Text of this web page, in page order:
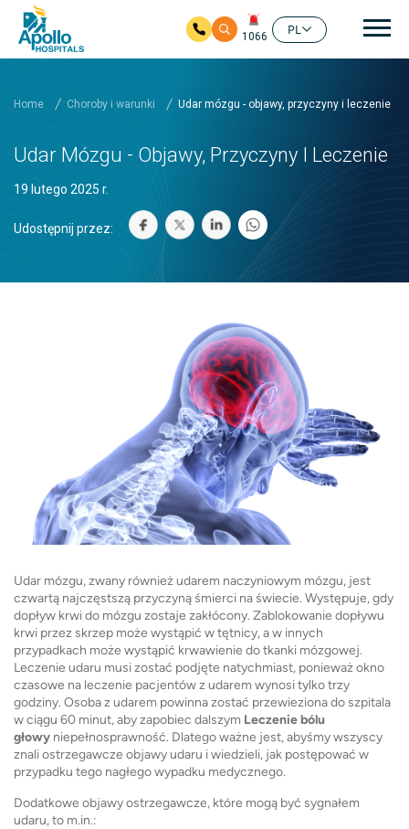
1066
PL
Home Choroby i warunki Udar mózgu - objawy, przyczyny i leczenie
Udar Mózgu - Objawy, Przyczyny I Leczenie
19 lutego 2025 r.
Udostępnij przez:
Udar mózgu, zwany również udarem naczyniowym mózgu, jest
czwartą najczęstszą przyczyną śmierci na świecie. Występuje, gdy
dopływ krwi do mózgu zostaje zakłócony. Zablokowanie dopływu
krwi przez skrzep może wystąpić w tętnicy, a w innych
przypadkach może wystąpić krwawienie do tkanki mózgowej.
Leczenie udaru musi zostać podjęte natychmiast, ponieważ okno
czasowe na leczenie pacjentów z udarem wynosi tylko trzy
godziny. Osoba z udarem powinna zostać przewieziona do szpitala
w ciągu 60 minut, aby zapobiec dalszym Leczenie bólu
głowy niepełnosprawność. Dlatego ważne jest, abyśmy wszyscy
znali ostrzegawcze objawy udaru i wiedzieli, jak postępować w
przypadku tego nagłego wypadku medycznego.
Dodatkowe objawy ostrzegawcze, które mogą być sygnałem
udaru, to m.in.: